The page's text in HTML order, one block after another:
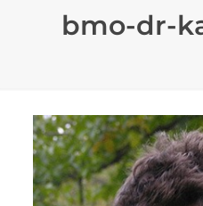
bmo-dr-